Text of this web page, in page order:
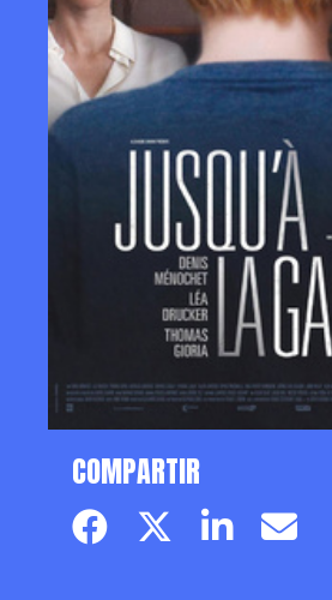
COMPARTIR
Facebook pageTwitter page
LinkedinEmail